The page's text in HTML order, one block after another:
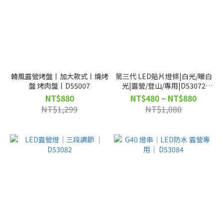
韓風露營烤盤丨加大款式丨燒烤
盤 烤肉盤丨D55007
NT$880
NT$1,299
第三代 LED貼片燈條|白光/暖白
光|露營/登山/專用|D53072
D53073
NT$480 ~ NT$880
NT$1,080